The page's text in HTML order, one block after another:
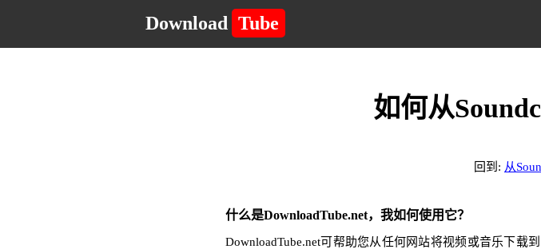
Download Tube
如何从
回到: 从
什么是DownloadTube.net，我如何使用它？
DownloadTube.net可帮助您从任何网站将视频或音乐下